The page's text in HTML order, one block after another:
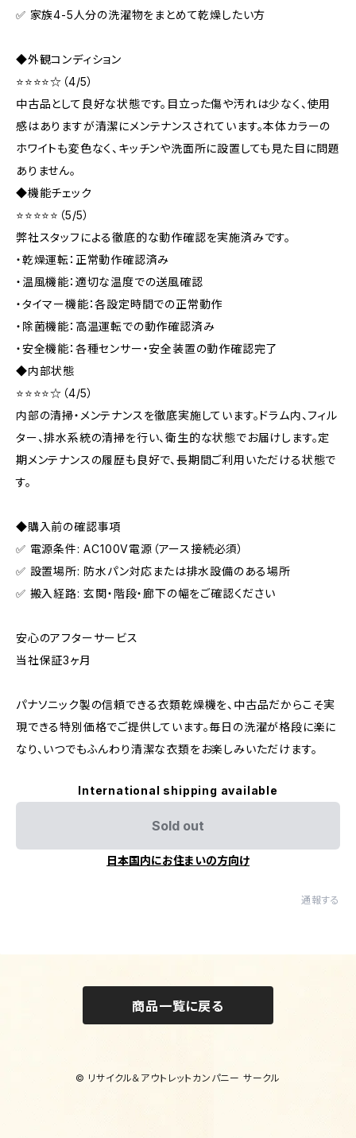
✅ 家族4-5人分の洗濯物をまとめて乾燥したい方
◆外観コンディション
⭐⭐⭐⭐☆（4/5）
中古品として良好な状態です。目立った傷や汚れは少なく、使用
感はありますが清潔にメンテナンスされています。本体カラーの
ホワイトも変色なく、キッチンや洗面所に設置しても見た目に問題
ありません。
◆機能チェック
⭐⭐⭐⭐⭐（5/5）
弊社スタッフによる徹底的な動作確認を実施済みです。
・乾燥運転：正常動作確認済み
・温風機能：適切な温度での送風確認
・タイマー機能：各設定時間での正常動作
・除菌機能：高温運転での動作確認済み
・安全機能：各種センサー・安全装置の動作確認完了
◆内部状態
⭐⭐⭐⭐☆（4/5）
内部の清掃・メンテナンスを徹底実施しています。ドラム内、フィル
ター、排水系統の清掃を行い、衛生的な状態でお届けします。定
期メンテナンスの履歴も良好で、長期間ご利用いただける状態で
す。
◆購入前の確認事項
✅ 電源条件: AC100V電源（アース接続必須）
✅ 設置場所: 防水パン対応または排水設備のある場所
✅ 搬入経路: 玄関・階段・廊下の幅をご確認ください
安心のアフターサービス
当社保証3ヶ月
パナソニック製の信頼できる衣類乾燥機を、中古品だからこそ実
現できる特別価格でご提供しています。毎日の洗濯が格段に楽に
なり、いつでもふんわり清潔な衣類をお楽しみいただけます。
International shipping available
Sold out
日本国内にお住まいの方向け
通報する
商品一覧に戻る
© リサイクル＆アウトレットカンパニー サークル